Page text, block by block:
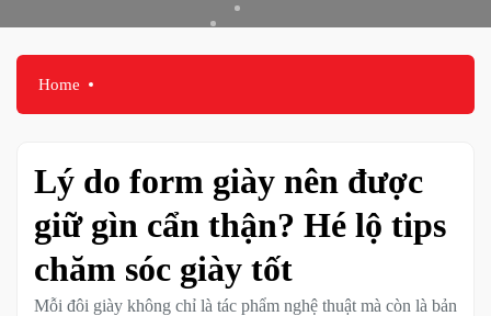
Home
Lý do form giày nên được
giữ gìn cẩn thận? Hé lộ tips
chăm sóc giày tốt
Mỗi đôi giày không chỉ là tác phẩm nghệ thuật mà còn là bản